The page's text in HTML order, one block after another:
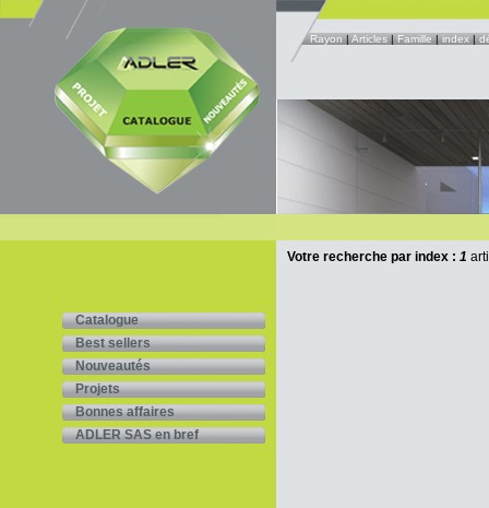
Rayon|Articles|Famille|index|
Catalogue
Best sellers
Nouveautés
Projets
Bonnes affaires
ADLER SAS en bref
Votre recherche par index : 1